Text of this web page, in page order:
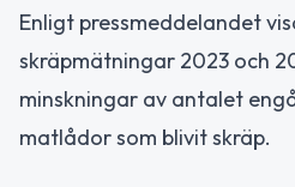
Enligt pressmeddelandet
skräpmätningar 2023 och
minskningar av antalet
matlådor som blivit skräp.